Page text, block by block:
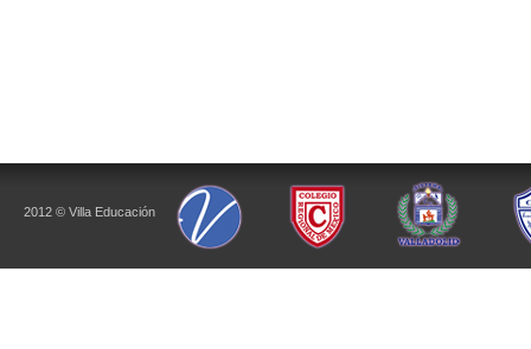
2012 © Villa Educación